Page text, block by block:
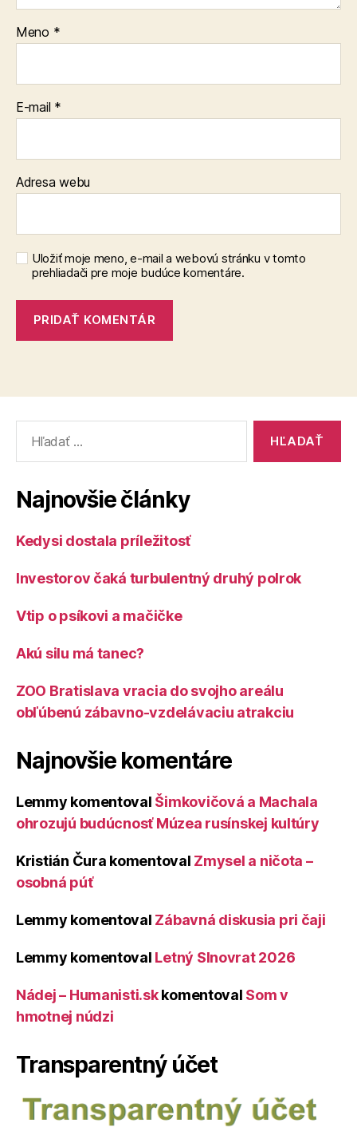
Meno *
E-mail *
Adresa webu
Uložiť moje meno, e-mail a webovú stránku v tomto
prehliadači pre moje budúce komentáre.
Najnovšie články
Kedysi dostala príležitosť
Investorov čaká turbulentný druhý polrok
Vtip o psíkovi a mačičke
Akú silu má tanec?
ZOO Bratislava vracia do svojho areálu
obľúbenú zábavno-vzdelávaciu atrakciu
Najnovšie komentáre
Lemmy komentoval Šimkovičová a Machala
ohrozujú budúcnosť Múzea rusínskej kultúry
Kristián Čura komentoval Zmysel a ničota –
osobná púť
Lemmy komentoval Zábavná diskusia pri čaji
Lemmy komentoval Letný Slnovrat 2026
Nádej – Humanisti.skkomentoval Som v
hmotnej núdzi
Transparentný účet